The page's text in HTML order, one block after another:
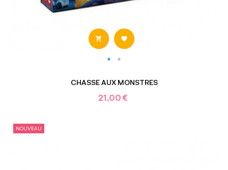
 
CHASSE AUX MONSTRES
21,00 €
NOUVEAU